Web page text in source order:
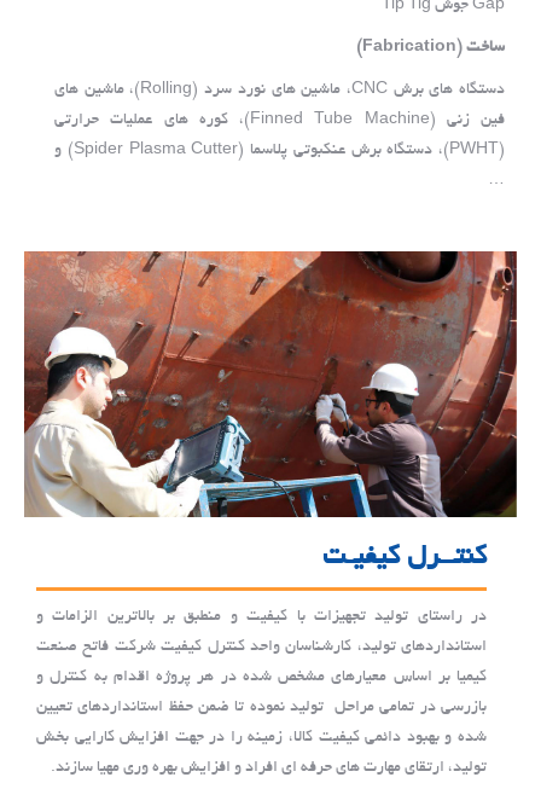
Gap جوش Tip Tig
ساخت (Fabrication)
دستگاه های برش CNC، ماشین های نورد سرد (Rolling)، ماشین های
فین زنی (Finned Tube Machine)، کوره های عملیات حرارتی
(PWHT)، دستگاه برش عنکبوتی پلاسما (Spider Plasma Cutter) و
…
کنتــرل کیفیـت
در راستای تولید تجهیزات با کیفیت و منطبق بر بالاترین الزامات و
استانداردهای تولید، کارشناسان واحد کنترل کیفیت شرکت فاتح صنعت
کیمیا بر اساس معیارهای مشخص شده در هر پروژه اقدام به کنترل و
بازرسی در تمامی مراحل تولید نموده تا ضمن حفظ استانداردهای تعیین
شده و بهبود دائمی کیفیت کالا، زمینه را در جهت افزایش کارایی بخش
تولید، ارتقای مهارت های حرفه ای افراد و افزایش بهره وری مهیا سازند.